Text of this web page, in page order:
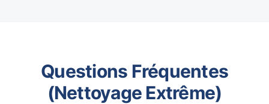
Questions Fréquentes
(Nettoyage Extrême)